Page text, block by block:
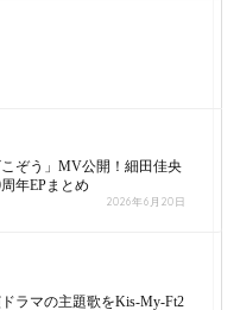
ぞう」MV公開！細田佳央
年EPまとめ
2026年6月20日
ラマの主題歌をKis-My-Ft2